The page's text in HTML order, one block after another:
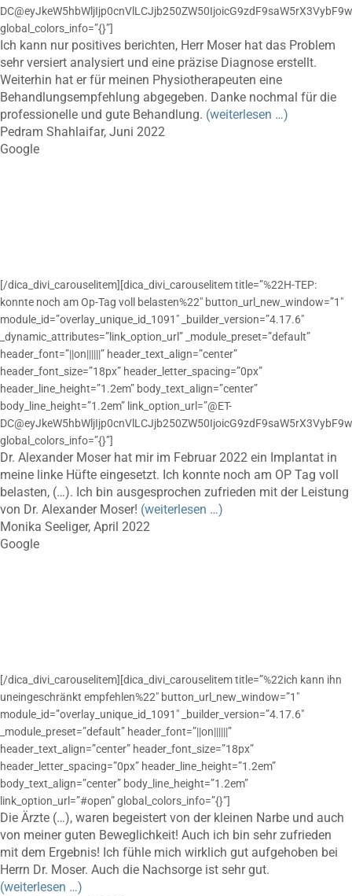
global_colors_info=”{}”]
Ich kann nur positives berichten, Herr Moser hat das Problem
sehr versiert analysiert und eine präzise Diagnose erstellt.
Weiterhin hat er für meinen Physiotherapeuten eine
Behandlungsempfehlung abgegeben. Danke nochmal für die
professionelle und gute Behandlung. (weiterlesen …)
Pedram Shahlaifar, Juni 2022
Google
[/dica_divi_carouselitem][dica_divi_carouselitem title=”%22H-TEP:
konnte noch am Op-Tag voll belasten%22″ button_url_new_window=”1″
module_id=”overlay_unique_id_1091″ _builder_version=”4.17.6″
_dynamic_attributes=”link_option_url” _module_preset=”default”
header_font=”||on||||||” header_text_align=”center”
header_font_size=”18px” header_letter_spacing=”0px”
header_line_height=”1.2em” body_text_align=”center”
body_line_height=”1.2em” link_option_url=”@ET-
global_colors_info=”{}”]
Dr. Alexander Moser hat mir im Februar 2022 ein Implantat in
meine linke Hüfte eingesetzt. Ich konnte noch am OP Tag voll
belasten, (…). Ich bin ausgesprochen zufrieden mit der Leistung
von Dr. Alexander Moser! (weiterlesen …)
Monika Seeliger, April 2022
Google
[/dica_divi_carouselitem][dica_divi_carouselitem title=”%22ich kann ihn
uneingeschränkt empfehlen%22″ button_url_new_window=”1″
module_id=”overlay_unique_id_1091″ _builder_version=”4.17.6″
_module_preset=”default” header_font=”||on||||||”
header_text_align=”center” header_font_size=”18px”
header_letter_spacing=”0px” header_line_height=”1.2em”
body_text_align=”center” body_line_height=”1.2em”
link_option_url=”#open” global_colors_info=”{}”]
Die Ärzte (…), waren begeistert von der kleinen Narbe und auch
von meiner guten Beweglichkeit! Auch ich bin sehr zufrieden
mit dem Ergebnis! Ich fühle mich wirklich gut aufgehoben bei
Herrn Dr. Moser. Auch die Nachsorge ist sehr gut.
(weiterlesen …)